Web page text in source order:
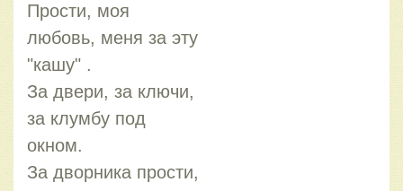
Прости, моя
любовь, меня за эту
"кашу" .
За двери, за ключи,
за клумбу под
окном.
За дворника прости,